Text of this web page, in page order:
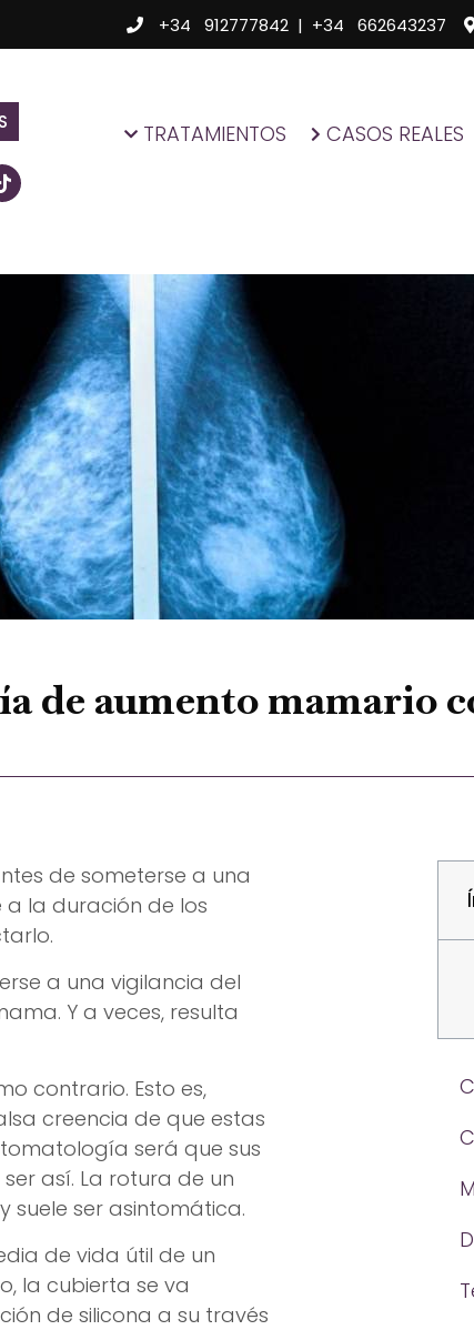
+34 912777842 | +34 662643237
TRATAMIENTOS CASOS REALES
de aumento mamario
de someterse a una
a la duración de los
a una vigilancia del
Y a veces, resulta
contrario. Esto es,
creencia de que estas
será que sus
así. La rotura de un
ser asintomática.
de vida útil de un
la cubierta se va
de silicona a su través